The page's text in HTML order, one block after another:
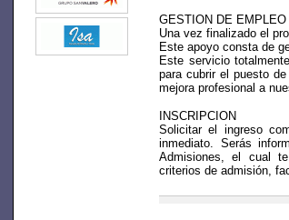
GESTION DE EMPLEO
Una vez finalizado el
Este apoyo consta de
Este servicio
para cubrir el puesto
mejora profesional a
INSCRIPCION
Solicitar el ingreso
inmediato. Serás
Admisiones, el cual
criterios de admisión,